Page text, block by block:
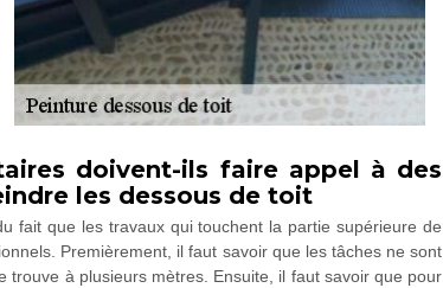
doivent-ils faire appel à des
les dessous de toit
fait que les travaux qui touchent la partie supérieure de
Premièrement, il faut savoir que les tâches ne sont
à plusieurs mètres. Ensuite, il faut savoir que pour